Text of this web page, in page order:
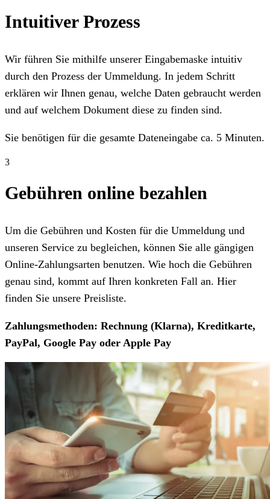
Intuitiver Prozess
Wir führen Sie mithilfe unserer Eingabemaske intuitiv
durch den Prozess der Ummeldung. In jedem Schritt
erklären wir Ihnen genau, welche Daten gebraucht werden
und auf welchem Dokument diese zu finden sind.
Sie benötigen für die gesamte Dateneingabe ca. 5 Minuten.
3
Gebühren online bezahlen
Um die Gebühren und Kosten für die Ummeldung und
unseren Service zu begleichen, können Sie alle gängigen
Online-Zahlungsarten benutzen. Wie hoch die Gebühren
genau sind, kommt auf Ihren konkreten Fall an. Hier
finden Sie unsere Preisliste.
Zahlungsmethoden: Rechnung (Klarna), Kreditkarte,
PayPal, Google Pay oder Apple Pay